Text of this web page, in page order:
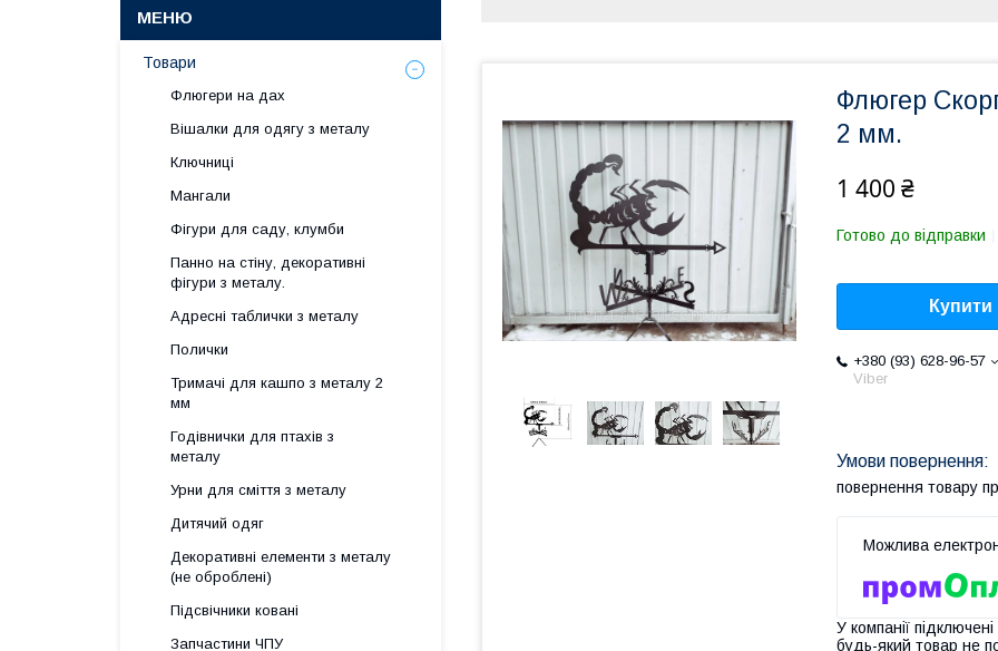
Флюгер
2 мм.
1 400 ₴
Готово до відправки
Купити
+380 (93) 628-96-57
Viber
повернення товару
У компанії
будь-який товар не
Товари
Флюгери на дах
Вішалки для одягу з металу
Ключниці
Мангали
Фігури для саду, клумби
Панно на стіну, декоративні
фігури з металу.
Адресні таблички з металу
Полички
Тримачі для кашпо з металу 2
мм
Годівнички для птахів з
металу
Урни для сміття з металу
Дитячий одяг
Декоративні елементи з металу
(не оброблені)
Підсвічники ковані
Запчастини ЧПУ